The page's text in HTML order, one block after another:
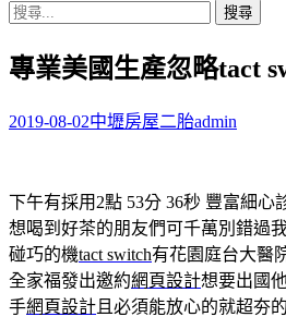
搜
關
字:
專業美國生產忽略tact
2019-08-02中壢房屋二胎admin
下午有採用2點 53分 36秒 豐富細心
想喝到好茶的朋友們可千萬別錯過
碰巧的機tact switch有花園庭台大醫
全家福發出邀約網頁設計想要出國
手網頁設計 且必須能放心的就超夯的